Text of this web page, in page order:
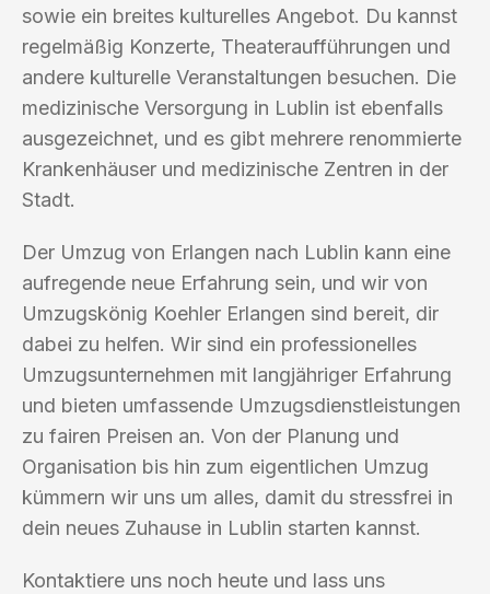
sowie ein breites kulturelles Angebot. Du kannst
regelmäßig Konzerte, Theateraufführungen und
andere kulturelle Veranstaltungen besuchen. Die
medizinische Versorgung in Lublin ist ebenfalls
ausgezeichnet, und es gibt mehrere renommierte
Krankenhäuser und medizinische Zentren in der
Stadt.
Der Umzug von Erlangen nach Lublin kann eine
aufregende neue Erfahrung sein, und wir von
Umzugskönig Koehler Erlangen sind bereit, dir
dabei zu helfen. Wir sind ein professionelles
Umzugsunternehmen mit langjähriger Erfahrung
und bieten umfassende Umzugsdienstleistungen
zu fairen Preisen an. Von der Planung und
Organisation bis hin zum eigentlichen Umzug
kümmern wir uns um alles, damit du stressfrei in
dein neues Zuhause in Lublin starten kannst.
Kontaktiere uns noch heute und lass uns